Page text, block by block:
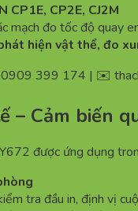
CP1E, CP2E, CJ2M
mạch đo tốc độ quay
hiện vật thể, đo
399 174 | ✉️
– Cảm biến
được ứng dụng
tra đầu in, định vị